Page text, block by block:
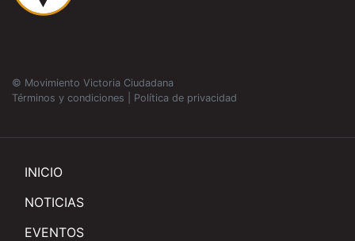
© Movimiento Victoria Ciudadana
Términos y condiciones
Política de privacidad
INICIO
NOTICIAS
EVENTOS